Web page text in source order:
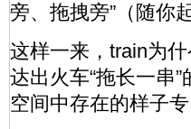
旁、拖拽旁”（随你
这样一来，train为
达出火车“拖长一串
空间中存在的样子专